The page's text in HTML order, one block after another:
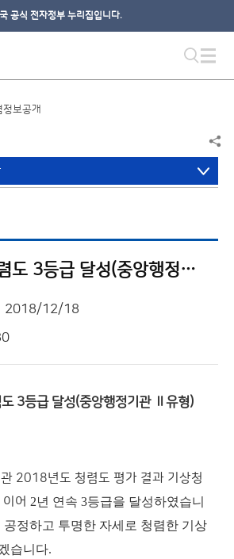
공식 전자정부 누리집입니다.
정보공개
2018년도 청렴도 3등급 달성(중앙행정기관 Ⅱ유형)
2018/12/18
3등급 달성(중앙행정기관 Ⅱ유형)
2018년도 청렴도 평가 결과 기상청
어 2년 연속 3등급을 달성하였습니
공정하고 투명한 자세로 청렴한 기상
습니다.